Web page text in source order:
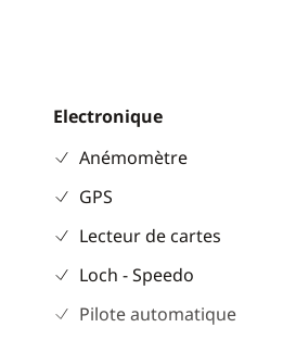
Electronique
Anémomètre
GPS
Lecteur de cartes
Loch - Speedo
Pilote automatique